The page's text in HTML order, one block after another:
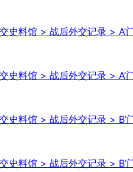
史料馆 > 战后外交记录 >
史料馆 > 战后外交记录 >
史料馆 > 战后外交记录 >
史料馆 > 战后外交记录 >